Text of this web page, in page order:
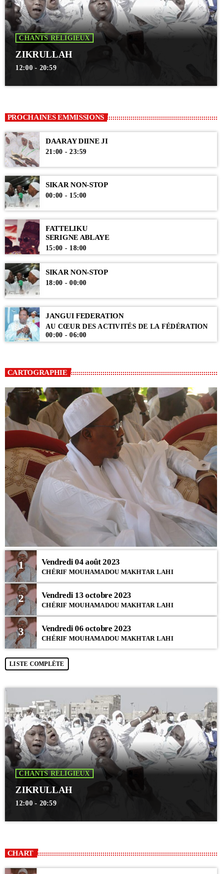
CHANTS RELIGIEUX
ZIKRULLAH
12:00 - 20:59
PROCHAINES EMMISSIONS
DAARAY DIINE JI
21:00 - 23:59
SIKAR NON-STOP
00:00 - 15:00
FATTELIKU
SERIGNE ABLAYE
15:00 - 18:00
SIKAR NON-STOP
18:00 - 00:00
JANGUI FEDERATION
AU CŒUR DES ACTIVITÉS DE LA FÉDÉRATION
00:00 - 06:00
CARTOGRAPHIE
1 Vendredi 04 août 2023
CHÉRIF MOUHAMADOU MAKHTAR LAHI
2 Vendredi 13 octobre 2023
CHÉRIF MOUHAMADOU MAKHTAR LAHI
3 Vendredi 06 octobre 2023
CHÉRIF MOUHAMADOU MAKHTAR LAHI
LISTE COMPLÈTE
CHANTS RELIGIEUX
ZIKRULLAH
12:00 - 20:59
CHART